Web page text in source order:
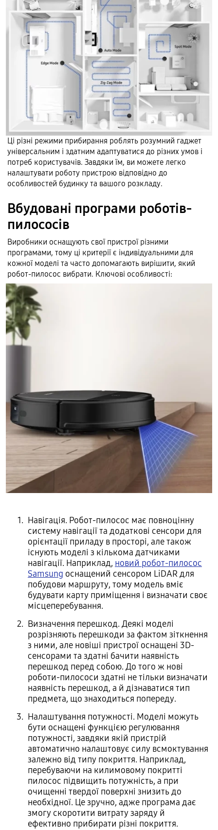
Ці різні режими прибирання роблять розумний гаджет
універсальним і здатним адаптуватися до різних умов і
потреб користувачів. Завдяки їм, ви можете легко
налаштувати роботу пристрою відповідно до
особливостей будинку та вашого розкладу.
Вбудовані програми роботів-
пилососів
Виробники оснащують свої пристрої різними
програмами, тому ці критерії є індивідуальними для
кожної моделі та часто допомагають вирішити, який
робот-пилосос вибрати. Ключові особливості:
Навігація. Робот-пилосос має повноцінну
систему навігації та додаткові сенсори для
орієнтації приладу в просторі, але також
існують моделі з кількома датчиками
навігації. Наприклад, новий робот-пилосос
Samsung оснащений сенсором LiDAR для
побудови маршруту, тому модель вміє
будувати карту приміщення і визначати своє
місцеперебування.
Визначення перешкод. Деякі моделі
розрізняють перешкоди за фактом зіткнення
з ними, але новіші пристрої оснащені 3D-
сенсорами та здатні бачити наявність
перешкод перед собою. До того ж нові
роботи-пилососи здатні не тільки визначати
наявність перешкод, а й дізнаватися тип
предмета, що знаходиться попереду.
Налаштування потужності. Моделі можуть
бути оснащені функцією регулювання
потужності, завдяки якій пристрій
автоматично налаштовує силу всмоктування
залежно від типу покриття. Наприклад,
перебуваючи на килимовому покритті
пилосос підвищить потужність, а при
очищенні твердої поверхні знизить до
необхідної. Це зручно, адже програма дає
змогу скоротити витрату заряду й
ефективно прибирати різні покриття.